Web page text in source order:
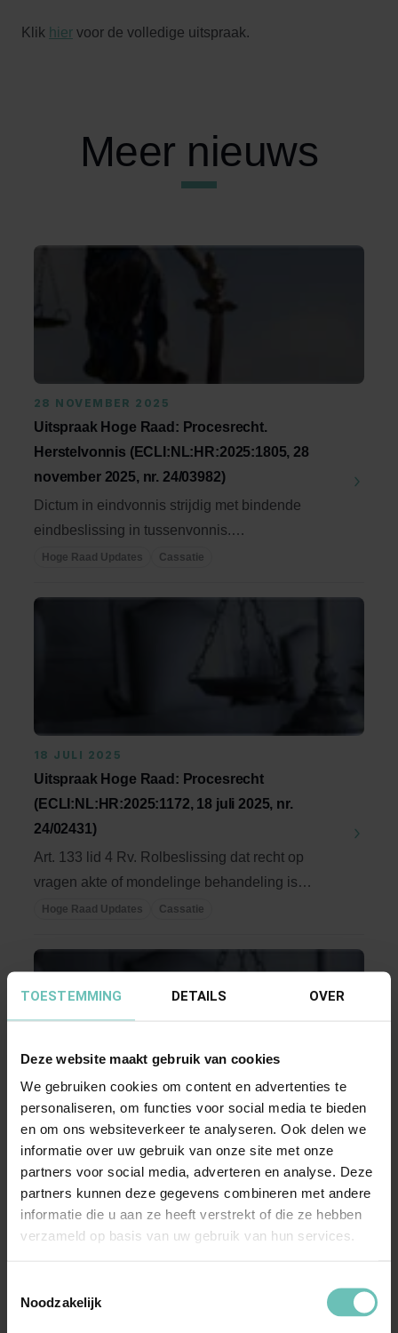
TOESTEMMING DETAILS OVER
Deze website maakt gebruik van cookies
We gebruiken cookies om content en advertenties te
personaliseren, om functies voor social media te bieden
en om ons websiteverkeer te analyseren. Ook delen we
informatie over uw gebruik van onze site met onze
partners voor social media, adverteren en analyse. Deze
partners kunnen deze gegevens combineren met andere
informatie die u aan ze heeft verstrekt of die ze hebben
verzameld op basis van uw gebruik van hun services.
Noodzakelijk
Klik hier voor de volledige uitspraak.
Meer nieuws
28 NOVEMBER 2025
Uitspraak Hoge Raad: Procesrecht.
Herstelvonnis (ECLI:NL:HR:2025:1805, 28
november 2025, nr. 24/03982)
Dictum in eindvonnis strijdig met bindende
eindbeslissing in tussenvonnis.
Doorbrekingsgrond omdat ...
Hoge Raad Updates Cassatie
18 JULI 2025
Uitspraak Hoge Raad: Procesrecht
(ECLI:NL:HR:2025:1172, 18 juli 2025, nr.
24/02431)
Art. 133 lid 4 Rv. Rolbeslissing dat recht op
vragen akte of mondelinge behandeling is
vervallen ...
Hoge Raad Updates Cassatie
11 JULI 2025
Uitspraak Hoge Raad: Verbintenissenrecht.
Verkeersaansprakelijkheid motorrijtuigen
(ECLI:NL:HR:2025:1133, 11 juli 2025, nr.
Aanrijding tussen auto en fietser; 50%-regel en